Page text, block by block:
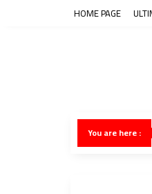
HOME PAGE
You are here :